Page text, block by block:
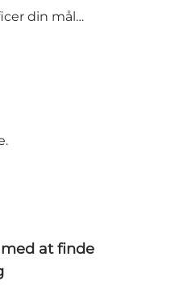
MOSAIK_Identificer din målgruppe_Implement.pdf
.
at finde